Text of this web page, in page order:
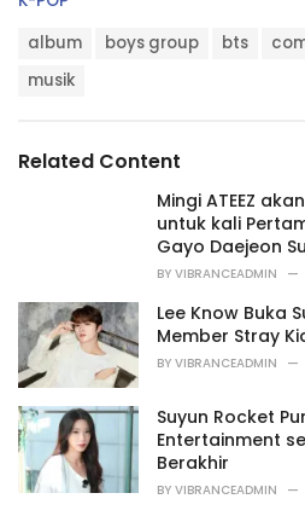
i
e
album boys group bts
musik
Related Content
Mingi ATEEZ
untuk kali
Gayo Daejeon
BY VIBRANCEADMIN
Lee Know Buka
Member Stray
BY VIBRANCEADMIN
Suyun Rocket
Entertainment
Berakhir
BY VIBRANCEADMIN